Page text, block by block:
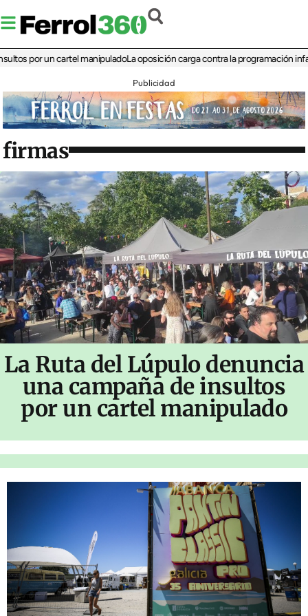
un cartel manipuladoLa oposición carga contra la programación infantil
Publicidad
firmas
La Ruta del Lúpulo denuncia
una campaña de insultos
por un cartel manipulado